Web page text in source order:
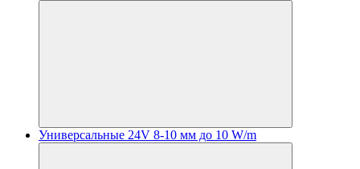
Универсальные 24V 8-10 мм до 10 W/m